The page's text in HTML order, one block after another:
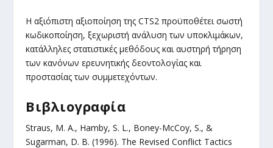
Η αξιόπιστη αξιοποίηση της CTS2 προϋποθέτει σωστή
κωδικοποίηση, ξεχωριστή ανάλυση των υποκλιμάκων,
κατάλληλες στατιστικές μεθόδους και αυστηρή τήρηση
των κανόνων ερευνητικής δεοντολογίας και
προστασίας των συμμετεχόντων.
Βιβλιογραφία
Straus, M. A., Hamby, S. L., Boney-McCoy, S., &
Sugarman, D. B. (1996). The Revised Conflict Tactics